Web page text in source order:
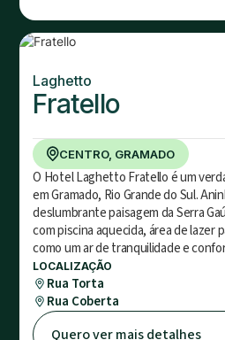
Laghetto
Fratello
CENTRO, GRAMADO
O Hotel Laghetto Fratello é um
em Gramado, Rio Grande do Sul.
deslumbrante paisagem da Serra
com piscina aquecida, área de lazer
como um ar de tranquilidade e
LOCALIZAÇÃO
Rua Torta
Rua Coberta
Quero ver mais detalhes